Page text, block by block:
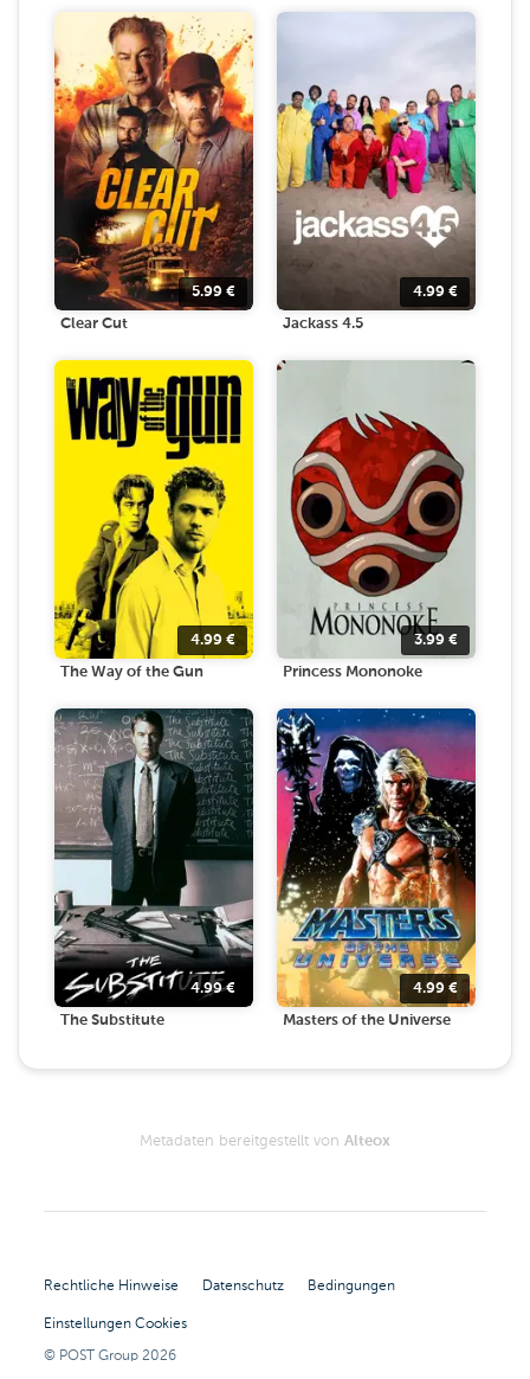
5.99 €
Clear Cut
4.99 €
Jackass 4.5
4.99 €
The Way of the Gun
3.99 €
Princess Mononoke
4.99€
The Substitute
4.99 €
Masters of the Universe
Metadaten bereitgestellt von Alteox
Rechtliche Hinweise Datenschutz Bedingungen
Einstellungen Cookies
© POST Group2026